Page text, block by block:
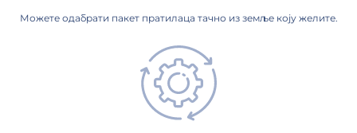
Можете одабрати пакет пратилаца тачно из земље коју желите.